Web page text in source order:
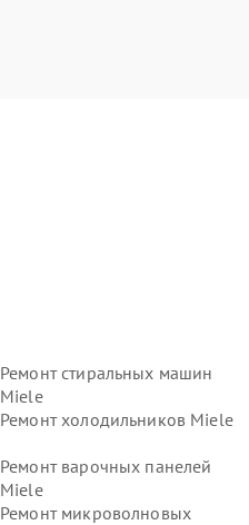
Ремонт стиральных машин
Miele
Ремонт холодильников Miele
Ремонт варочных панелей
Miele
Ремонт микроволновых